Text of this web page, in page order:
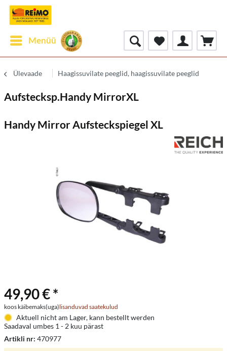
Menüü
Ülevaade Haagissuvilate peeglid, haagissuvilate peeglid
Aufstecksp.Handy MirrorXL
Handy Mirror Aufsteckspiegel XL
49,90 € *
koos käibemaks(uga)lisanduvad saatekulud
Aktuell nicht am Lager, kann bestellt werden
Saadaval umbes 1 - 2 kuu pärast
Artikli nr: 470977